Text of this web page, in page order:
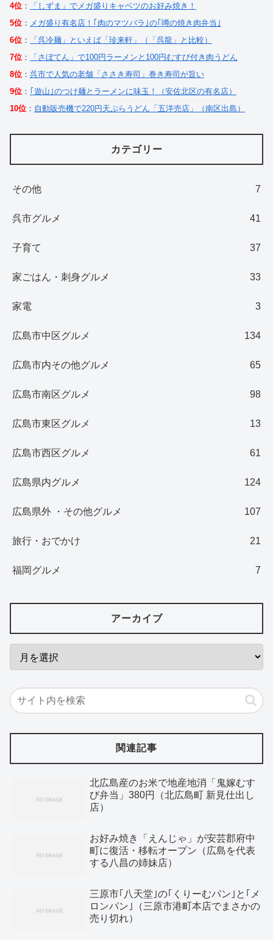
4位 ：
「しずま」でメガ盛りキャベツのお好み焼き！
5位 ： メガ盛り有名店！｢肉のマツバラ｣の｢噂の焼き肉弁当｣
6位 ：
「呉冷麺」といえば「珍来軒」（「呉龍」と比較）
7位 ：
「さぼてん」で100円ラーメンと100円むすび付き肉うどん
8位 ： 呉市で人気の老舗「ささき寿司」巻き寿司が旨い
9位 ： ｢遊山｣のつけ麺とラーメンに味玉！（安佐北区の有名店）
10位 ： 自動販売機で220円天ぷらうどん「五洋売店」（南区出島）
カテゴリー
その他 7
呉市グルメ 41
子育て 37
家ごはん・刺身グルメ 33
家電 3
広島市中区グルメ 134
広島市内その他グルメ 65
広島市南区グルメ 98
広島市東区グルメ 13
広島市西区グルメ 61
広島県内グルメ 124
広島県外 ・その他グルメ 107
旅行・おでかけ 21
福岡グルメ 7
アーカイブ
関連記事
北広島産のお米で地産地消「鬼嫁むす
び弁当」380円（北広島町 新見仕出し
店）
お好み焼き「えんじゃ」が安芸郡府中
町に復活・移転オープン（広島を代表
する八昌の姉妹店）
三原市｢八天堂｣の｢くりーむパン｣と｢メ
ロンパン｣（三原市港町本店でまさかの
売り切れ）